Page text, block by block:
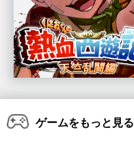
ゲームをもっと見る